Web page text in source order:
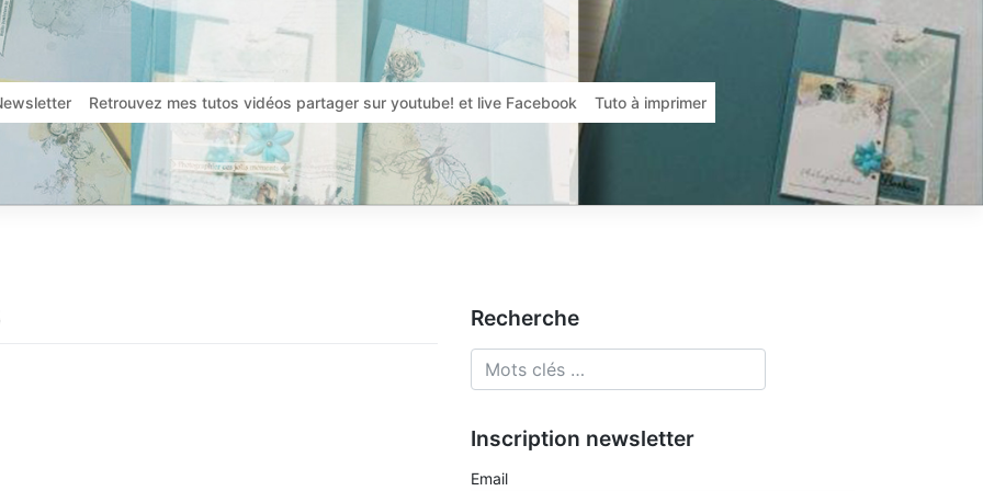
Retrouvez mes tutos vidéos partager sur youtube! et live Facebook Tuto à imprimer
Recherche
Inscription newsletter
Email